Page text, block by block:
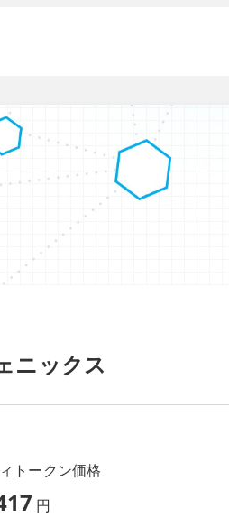
ニックス
トークン価格
円